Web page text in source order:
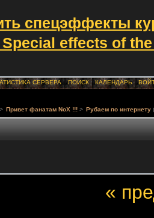
спецэффекты
Special effects of
СЕРВЕРА ПОИСК КАЛЕНДАРЬ
> Привет фанатам NoX !!! > Рубаем по интернету
«